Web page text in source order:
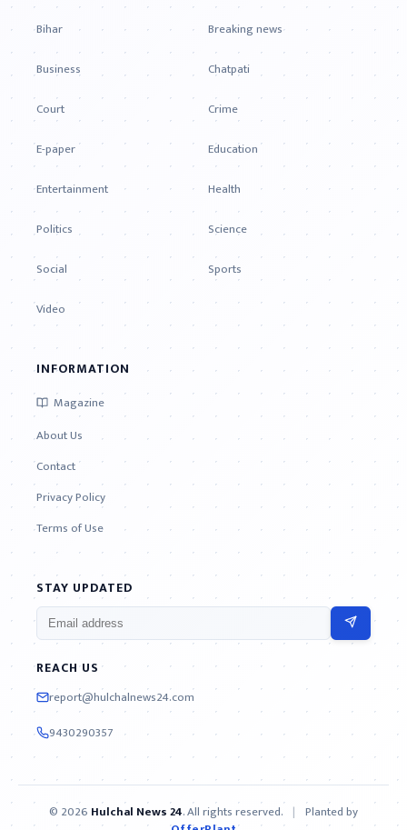
Bihar
Breaking news
Business
Chatpati
Court
Crime
E-paper
Education
Entertainment
Health
Politics
Science
Social
Sports
Video
INFORMATION
Magazine
About Us
Contact
Privacy Policy
Terms of Use
STAY UPDATED
REACH US
report@hulchalnews24.com
9430290357
© 2026 Hulchal News 24. All rights reserved. | Planted by